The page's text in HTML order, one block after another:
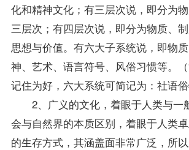
化和精神文化；有三层次说，即分为
三层次；有四层次说，即分为物质、制
思想与价值。有六大子系统说，即物
神、艺术、语言符号、风俗习惯等。
记住为好，六大系统可简记为：社语俗
2、广义的文化，着眼于人类与一
会与自然界的本质区别，着眼于人类
的生存方式，其涵盖面非常广泛，所